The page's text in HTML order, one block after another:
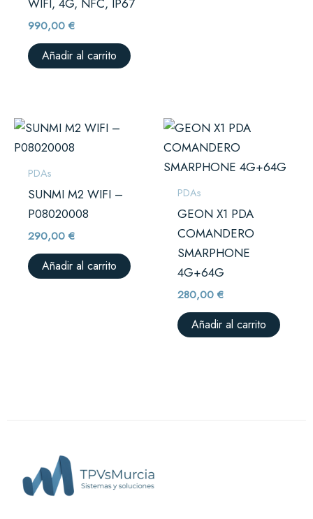
WIFI, 4G, NFC, IP67
990,00€
Añadir al carrito
PDAs
SUNMI M2 WIFI –
P08020008
290,00€
Añadir al carrito
PDAs
GEON X1 PDA
COMANDERO
SMARPHONE
4G+64G
280,00€
Añadir al carrito